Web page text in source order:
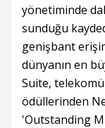
yönetiminde
sunduğu
genişbant
dünyanın en
Suite,
ödüllerinden
'Outstanding